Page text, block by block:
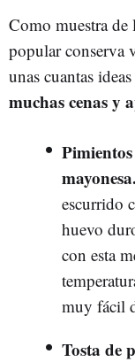
Como muestra de
popular conserva
unas cuantas
muchas cenas y
mayonesa.
escurrido
huevo
con esta
muy fácil
Tosta de